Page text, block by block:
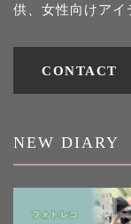
供、女性向けアイ
CONTACT
NEW DIARY